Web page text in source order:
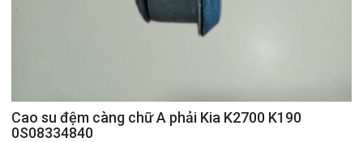
Cao su đệm càng chữ A phải Kia K2700 K190
0S08334840